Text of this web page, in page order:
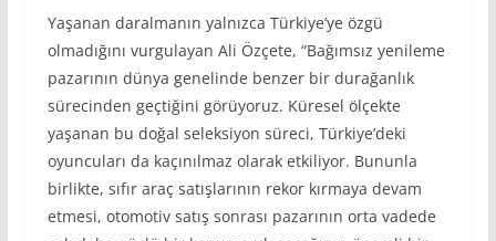
Yaşanan daralmanın yalnızca Türkiye’ye özgü
olmadığını vurgulayan Ali Özçete, “Bağımsız yenileme
pazarının dünya genelinde benzer bir durağanlık
sürecinden geçtiğini görüyoruz. Küresel ölçekte
yaşanan bu doğal seleksiyon süreci, Türkiye’deki
oyuncuları da kaçınılmaz olarak etkiliyor. Bununla
birlikte, sıfır araç satışlarının rekor kırmaya devam
etmesi, otomotiv satış sonrası pazarının orta vadede